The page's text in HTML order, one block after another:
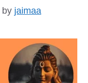
by jaimaa